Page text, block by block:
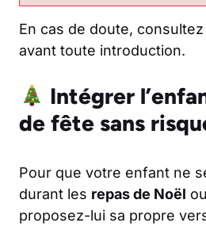
En cas de doute,
avant toute introduction.
Intégrer
de fête sans
Pour que votre enfant ne
durant les repas de Noël
proposez-lui sa propre